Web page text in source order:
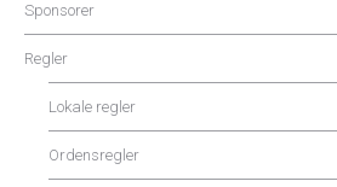
Sponsorer
Regler
Lokale regler
Ordensregler